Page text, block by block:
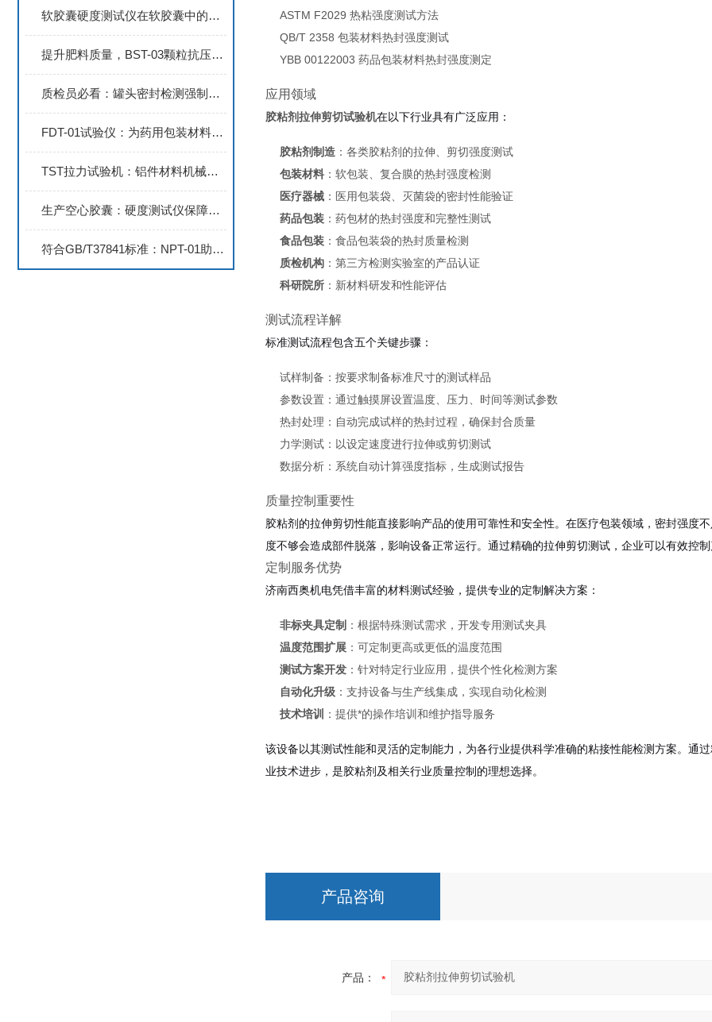
软胶囊硬度测试仪在软胶囊中的应用：优缺点分析
提升肥料质量，BST-03颗粒抗压测试设备助力农业可持续发展
质检员必看：罐头密封检测强制新规如何应对？
FDT-01试验仪：为药用包装材料提供全面的耐冲击性测试方案
TST拉力试验机：铝件材料机械性能测试的工具
生产空心胶囊：硬度测试仪保障质量
符合GB/T37841标准：NPT-01助力药包材穿刺力精准测试
ASTM F2029 热粘强度测试方法
QB/T 2358 包装材料热封强度测试
YBB 00122003 药品包装材料热封强度测定
应用领域
胶粘剂拉伸剪切试验机在以下行业具有广泛应用：
胶粘剂制造 ：各类胶粘剂的拉伸、剪切强度测试
包装材料 ：软包装、复合膜的热封强度检测
医疗器械 ：医用包装袋、灭菌袋的密封性能验证
药品包装 ：药包材的热封强度和完整性测试
食品包装 ：食品包装袋的热封质量检测
质检机构 ：第三方检测实验室的产品认证
科研院所 ：新材料研发和性能评估
测试流程详解
标准测试流程包含五个关键步骤：
试样制备：按要求制备标准尺寸的测试样品
参数设置：通过触摸屏设置温度、压力、时间等测试参数
热封处理：自动完成试样的热封过程，确保封合质量
力学测试：以设定速度进行拉伸或剪切测试
数据分析：系统自动计算强度指标，生成测试报告
质量控制重要性
胶粘剂的拉伸剪切性能直接影响产品的使用可靠性和安全性。在医疗包装领域，密封强度
度不够会造成部件脱落，影响设备正常运行。通过精确的拉伸剪切测试，企业可以有效控
定制服务优势
济南西奥机电凭借丰富的材料测试经验，提供专业的定制解决方案：
非标夹具定制 ：根据特殊测试需求，开发专用测试夹具
温度范围扩展 ：可定制更高或更低的温度范围
测试方案开发 ：针对特定行业应用，提供个性化检测方案
自动化升级 ：支持设备与生产线集成，实现自动化检测
技术培训
：提供*的操作培训和维护指导服务
该设备以其测试性能和灵活的定制能力，为各行业提供科学准确的粘接性能检测方案。通
业技术进步，是胶粘剂及相关行业质量控制的理想选择。
产品咨询
产品：